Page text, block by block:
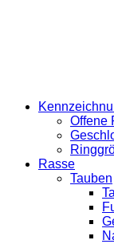
Offene
Rasse
Tauben